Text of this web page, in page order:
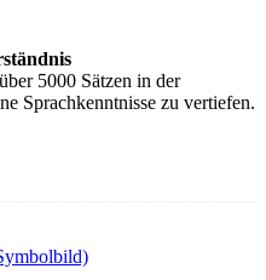
5000 Sätzen in der
Sprachkenntnisse zu vertiefen.